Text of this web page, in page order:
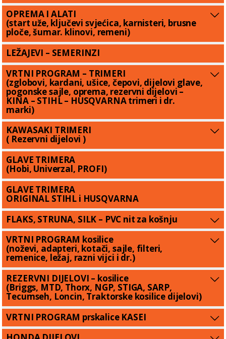
OPREMA I ALATI
(start uže, ključevi svjećica, karnisteri, brusne
ploče, šumar. klinovi, remeni)
LEŽAJEVI – SEMERINZI
VRTNI PROGRAM – TRIMERI
(zglobovi, kardani, ušice, čepovi, dijelovi glave,
pogonske sajle, oprema, rezervni dijelovi –
KINA – STIHL – HUSQVARNA trimeri i dr.
marki)
KAWASAKI TRIMERI
( Rezervni dijelovi )
GLAVE TRIMERA
(Hobi, Univerzal, PROFI)
GLAVE TRIMERA
ORIGINAL STIHL i HUSQVARNA
FLAKS, STRUNA, SILK – PVC nit za košnju
VRTNI PROGRAM kosilice
(noževi, adapteri, kotači, sajle, filteri,
remenice, ležaj, razni vijci i dr.)
REZERVNI DIJELOVI – kosilice
(Briggs, MTD, Thorx, NGP, STIGA, SARP,
Tecumseh, Loncin, Traktorske kosilice dijelovi)
VRTNI PROGRAM prskalice KASEI